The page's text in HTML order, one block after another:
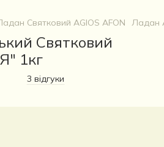
Святковий AGIOS AFON Ладан
Святковий
1кг
3 відгуки